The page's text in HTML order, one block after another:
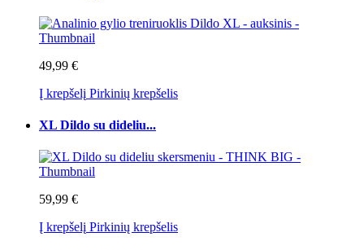
49,99 €
Į krepšelį Pirkinių krepšelis
XL Dildo su dideliu...
59,99 €
Į krepšelį Pirkinių krepšelis